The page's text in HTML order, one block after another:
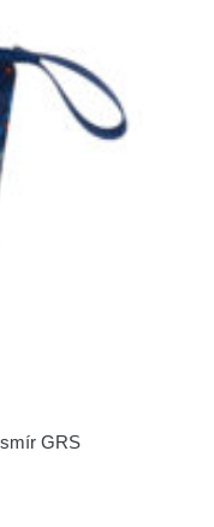
GRS